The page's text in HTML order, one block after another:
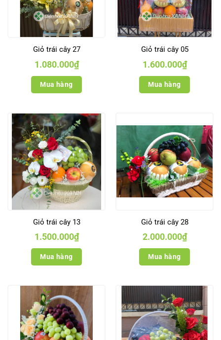
Giỏ trái cây 27
1.080.000₫
Mua hàng
Giỏ trái cây 05
1.600.000₫
Mua hàng
Giỏ trái cây 13
1.500.000₫
Mua hàng
Giỏ trái cây 28
2.000.000₫
Mua hàng